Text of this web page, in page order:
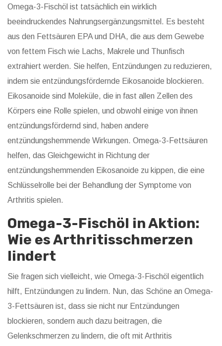
Omega-3-Fischöl ist tatsächlich ein wirklich
beeindruckendes Nahrungsergänzungsmittel. Es besteht
aus den Fettsäuren EPA und DHA, die aus dem Gewebe
von fettem Fisch wie Lachs, Makrele und Thunfisch
extrahiert werden. Sie helfen, Entzündungen zu reduzieren,
indem sie entzündungsfördernde Eikosanoide blockieren.
Eikosanoide sind Moleküle, die in fast allen Zellen des
Körpers eine Rolle spielen, und obwohl einige von ihnen
entzündungsfördernd sind, haben andere
entzündungshemmende Wirkungen. Omega-3-Fettsäuren
helfen, das Gleichgewicht in Richtung der
entzündungshemmenden Eikosanoide zu kippen, die eine
Schlüsselrolle bei der Behandlung der Symptome von
Arthritis spielen.
Omega-3-Fischöl in Aktion:
Wie es Arthritisschmerzen
lindert
Sie fragen sich vielleicht, wie Omega-3-Fischöl eigentlich
hilft, Entzündungen zu lindern. Nun, das Schöne an Omega-
3-Fettsäuren ist, dass sie nicht nur Entzündungen
blockieren, sondern auch dazu beitragen, die
Gelenkschmerzen zu lindern, die oft mit Arthritis